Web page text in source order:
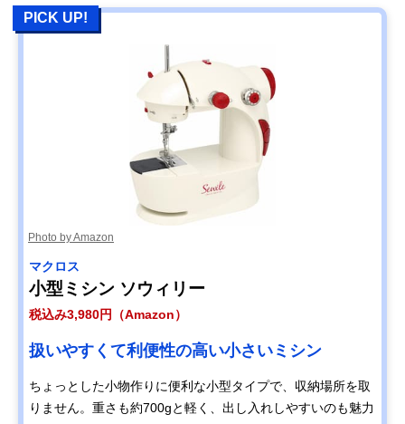
PICK UP!
Photo by Amazon
マクロス
小型ミシン ソウィリー
税込み3,980円（Amazon）
扱いやすくて利便性の高い小さいミシン
ちょっとした小物作りに便利な小型タイプで、収納場所を取
りません。重さも約700gと軽く、出し入れしやすいのも魅力